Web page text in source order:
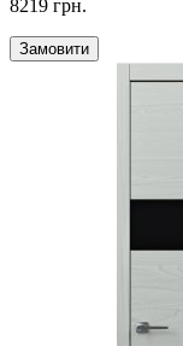
8219 грн.
Замовити